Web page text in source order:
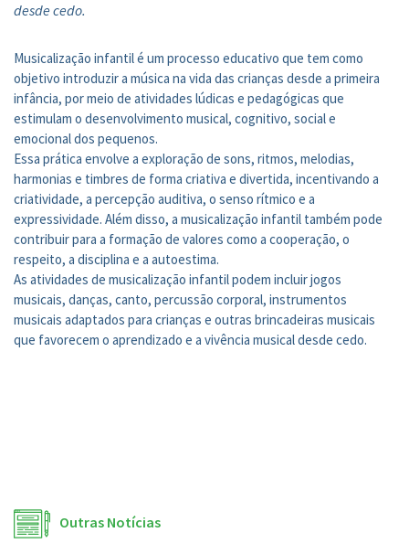
desde cedo.
Musicalização infantil é um processo educativo que tem como
objetivo introduzir a música na vida das crianças desde a primeira
infância, por meio de atividades lúdicas e pedagógicas que
estimulam o desenvolvimento musical, cognitivo, social e
emocional dos pequenos.
Essa prática envolve a exploração de sons, ritmos, melodias,
harmonias e timbres de forma criativa e divertida, incentivando a
criatividade, a percepção auditiva, o senso rítmico e a
expressividade. Além disso, a musicalização infantil também pode
contribuir para a formação de valores como a cooperação, o
respeito, a disciplina e a autoestima.
As atividades de musicalização infantil podem incluir jogos
musicais, danças, canto, percussão corporal, instrumentos
musicais adaptados para crianças e outras brincadeiras musicais
que favorecem o aprendizado e a vivência musical desde cedo.
Outras Notícias